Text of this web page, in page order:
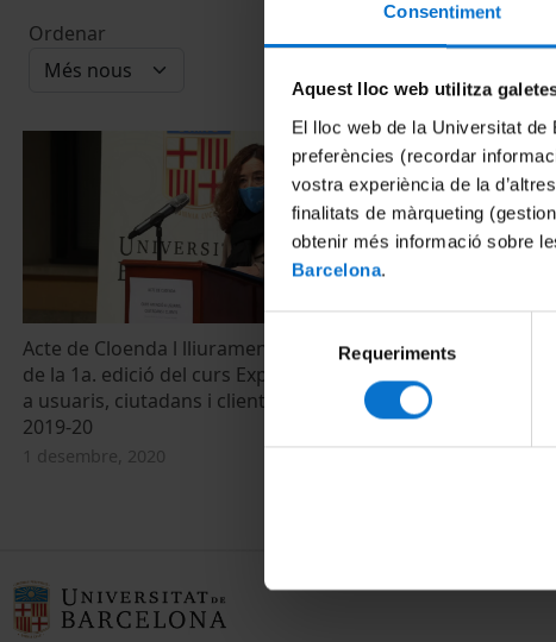
Consentiment
Aquest lloc web utilitza
El lloc web de la Universitat
preferències (recordar
vostra experiència de la
finalitats de màrqueting
obtenir més informació sobre
Barcelona.
Selecció
de
consentiment
Requeriments
Ordenar
Acte de Cloenda l lliurament de diplomes
de la 1a. edició del curs Expert en atenció
a usuaris, ciutadans i clients. Promoció
2019-20
1 desembre, 2020